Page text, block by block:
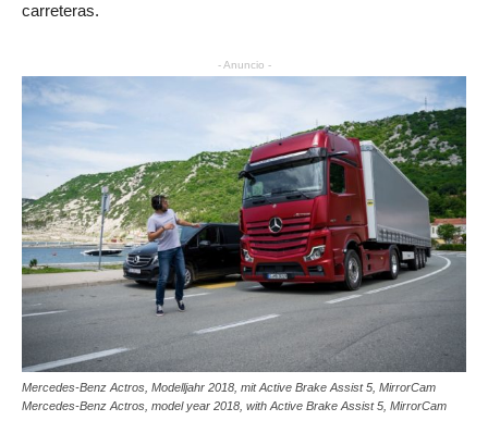
carreteras.
- Anuncio -
Mercedes-Benz Actros, Modelljahr 2018, mit Active Brake Assist 5, MirrorCam
Mercedes-Benz Actros, model year 2018, with Active Brake Assist 5, MirrorCam